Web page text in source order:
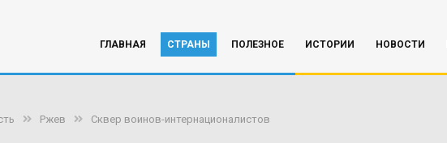
ГЛАВНАЯ СТРАНЫ ПОЛЕЗНОЕ ИСТОРИИ НОВОСТИ
Ржев
Сквер воинов-интернационалистов